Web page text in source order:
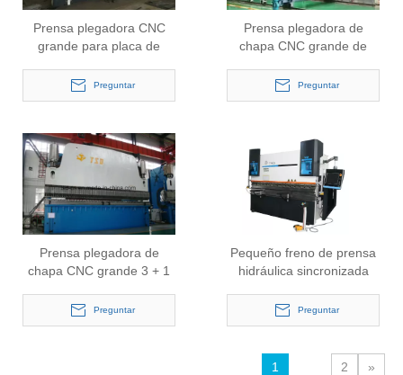
Prensa plegadora CNC
grande para placa de
Preguntar
Prensa plegadora de
chapa CNC grande de
1000 t / 12000 mm)
Preguntar
Prensa plegadora de
chapa CNC grande 3 + 1
Preguntar
Pequeño freno de prensa
hidráulica sincronizada
160/4000)
Preguntar
1 2 »